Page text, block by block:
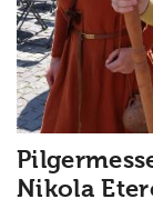
Nikola